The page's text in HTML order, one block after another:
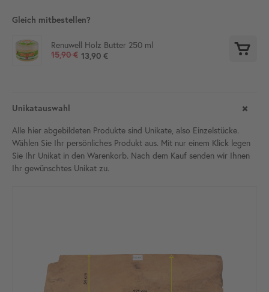
Gleich mitbestellen?
Renuwell Holz Butter 250 ml
15,90 € 13,90 €
Unikatauswahl
Alle hier abgebildeten Produkte sind Unikate, also Einzelstücke.
Wählen Sie Ihr persönliches Produkt aus. Mit nur einem Klick legen
Sie Ihr Unikat in den Warenkorb. Nach dem Kauf senden wir Ihnen
Ihr gewünschtes Unikat zu.